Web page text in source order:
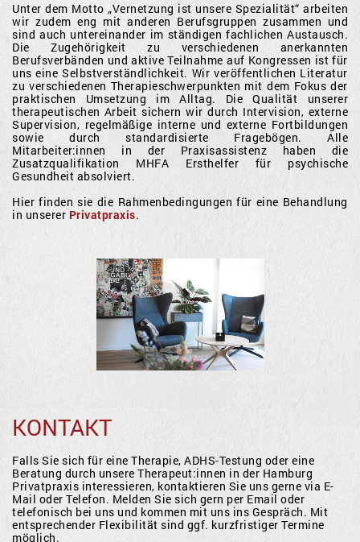
Unter dem Motto „Vernetzung ist unsere Spezialität“ arbeiten
wir zudem eng mit anderen Berufsgruppen zusammen und
sind auch untereinander im ständigen fachlichen Austausch.
Die Zugehörigkeit zu verschiedenen anerkannten
Berufsverbänden und aktive Teilnahme auf Kongressen ist für
uns eine Selbstverständlichkeit. Wir veröffentlichen Literatur
zu verschiedenen Therapieschwerpunkten mit dem Fokus der
praktischen Umsetzung im Alltag. Die Qualität unserer
therapeutischen Arbeit sichern wir durch Intervision, externe
Supervision, regelmäßige interne und externe Fortbildungen
sowie durch standardisierte Fragebögen. Alle
Mitarbeiter:innen in der Praxisassistenz haben die
Zusatzqualifikation MHFA Ersthelfer für psychische
Gesundheit absolviert.
Hier finden sie die Rahmenbedingungen für eine Behandlung
in unserer Privatpraxis.
KONTAKT
Falls Sie sich für eine Therapie, ADHS-Testung oder eine
Beratung durch unsere Therapeut:innen in der Hamburg
Privatpraxis interessieren, kontaktieren Sie uns gerne via E-
Mail oder Telefon. Melden Sie sich gern per Email oder
telefonisch bei uns und kommen mit uns ins Gespräch. Mit
entsprechender Flexibilität sind ggf. kurzfristiger Termine
möglich.